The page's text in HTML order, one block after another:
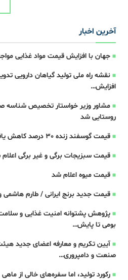
آخرین اخبار
جهان با افزایش قیمت مواد غذایی
نقشه راه ملی تولید گیاهان دارویی
افزایش…
مشاور وزیر خواستار تخصیص شناسه
روستایی شد
قیمت گوسفند زنده 30 درصد کاهش یافت؛ گوشت ارزان نشد
قیمت سبزیجات برگی و غیر برگی
قیمت میوه اعلام شد
قیمت جدید برنج ایرانی / طارم
پژوهش پشتوانه امنیت غذایی و
بومی تا پایش…
آیین تکریم و معارفه اعضای جدید
صنعت و دامپروری…
رکورد تولید، اما سفره‌های خالی از ماهی